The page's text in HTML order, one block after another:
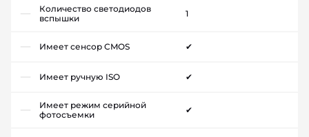
Количество светодиодов
вспышки
1
Имеет сенсор CMOS ✔
Имеет ручную ISO ✔
Имеет режим серийной
фотосъемки
✔